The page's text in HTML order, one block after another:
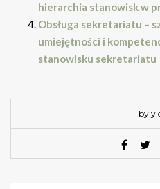
hierarchia stanowisk w
Obsługa sekretariatu –
umiejętności i
stanowisku sekretariatu
by